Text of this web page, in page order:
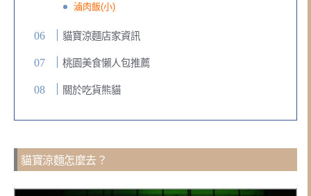
滷肉飯(小)
貓寶涼麵店家資訊
桃園美食懶人包推薦
關於吃貨熊貓
貓寶涼麵怎麼去？